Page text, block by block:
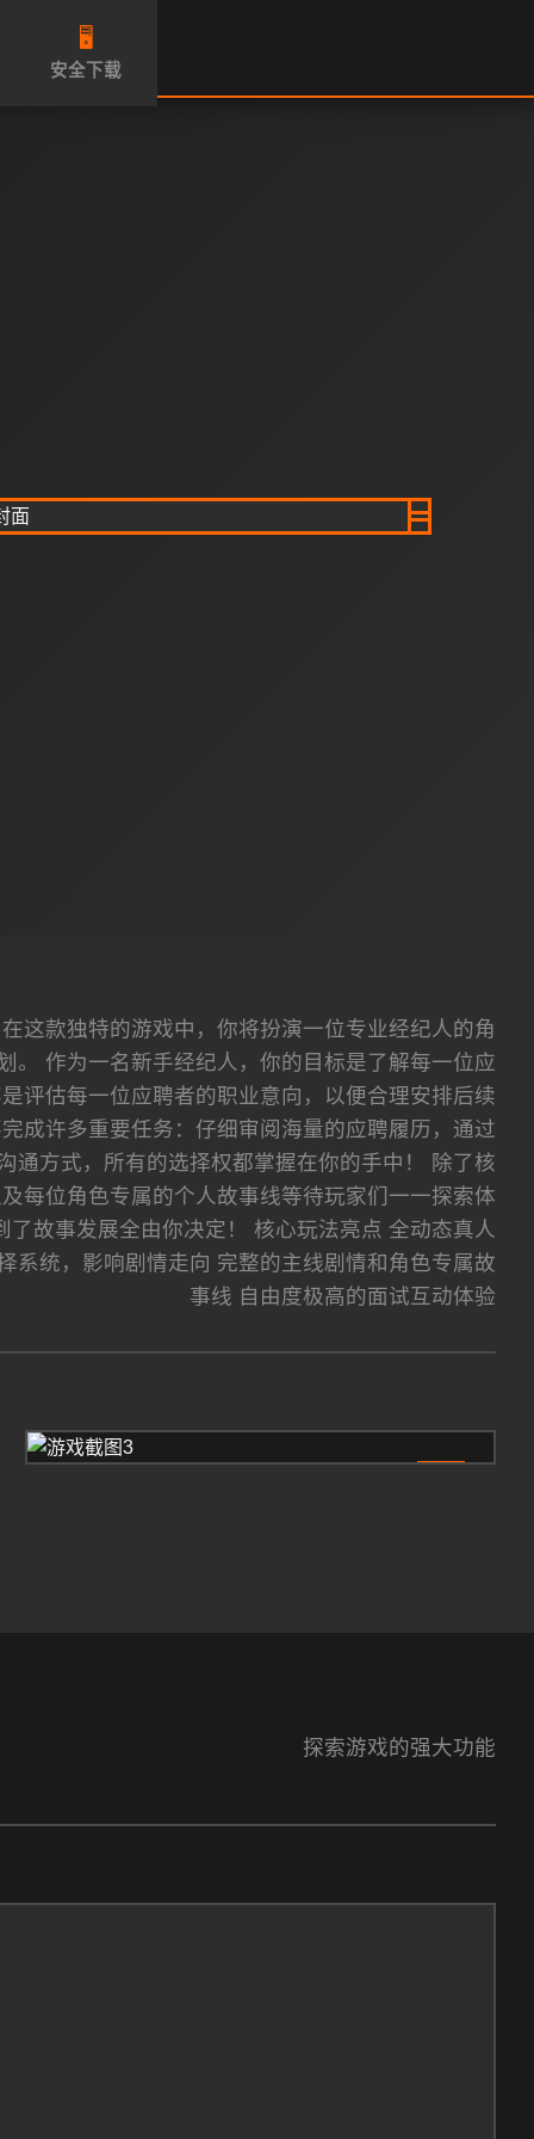
🖥️
安全下载
这款独特的游戏中，你将扮演一位专业经纪人的角
。 作为一名新手经纪人，你的目标是了解每一位应
评估每一位应聘者的职业意向，以便合理安排后续
成许多重要任务：仔细审阅海量的应聘履历，通过
通方式，所有的选择权都掌握在你的手中！ 除了核
每位角色专属的个人故事线等待玩家们一一探索体
故事发展全由你决定！ 核心玩法亮点 全动态真人
系统，影响剧情走向 完整的主线剧情和角色专属故
事线 自由度极高的面试互动体验
探索游戏的强大功能